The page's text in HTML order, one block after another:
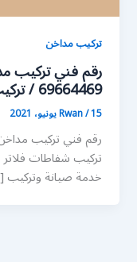
تركيب مداخن
رقم فني تركيب
69664469 / تركيب مداخن هود مطابخ مطاعم
Rwan/15 يونيو، 2021
رقم فني تركيب
تركيب شفاطات
خدمة صيانة